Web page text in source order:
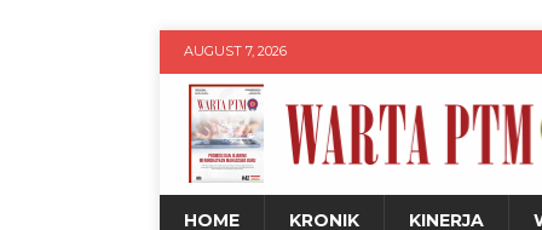
AUGUST 7, 2026
HOME KRONIK KINERJA